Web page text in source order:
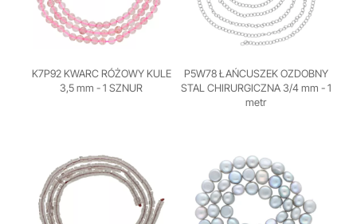
K7P92 KWARC RÓŻOWY KULE
3,5 mm - 1 SZNUR
P5W78 ŁAŃCUSZEK OZDOBNY
STAL CHIRURGICZNA 3/4 mm - 1
metr